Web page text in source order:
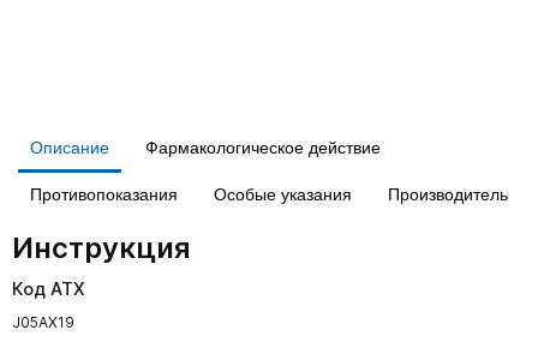
Описание Фармакологическое действие
Противопоказания Особые указания Производитель
Инструкция
Код АТХ
J05AX19